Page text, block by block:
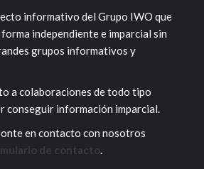
informativo del Grupo IWO que
independiente e imparcial sin
grupos informativos y
a colaboraciones de todo tipo
conseguir información imparcial.
en contacto con nosotros
de contacto.